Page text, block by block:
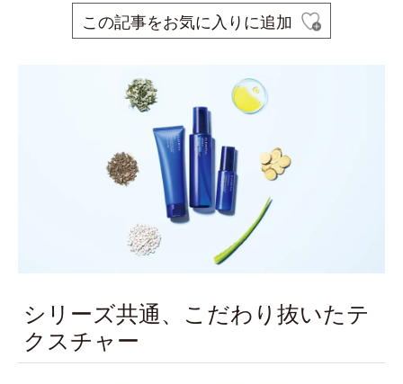
この記事をお気に入りに追加
シリーズ共通、こだわり抜いたテ
クスチャー